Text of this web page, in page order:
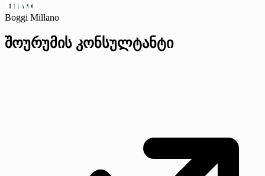
Boggi Millano
შოურუმის კონსულტანტი